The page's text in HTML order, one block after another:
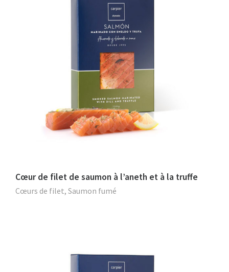
Cœur de filet de saumon à l’aneth et à la truffe
Cœurs de filet, Saumon fumé